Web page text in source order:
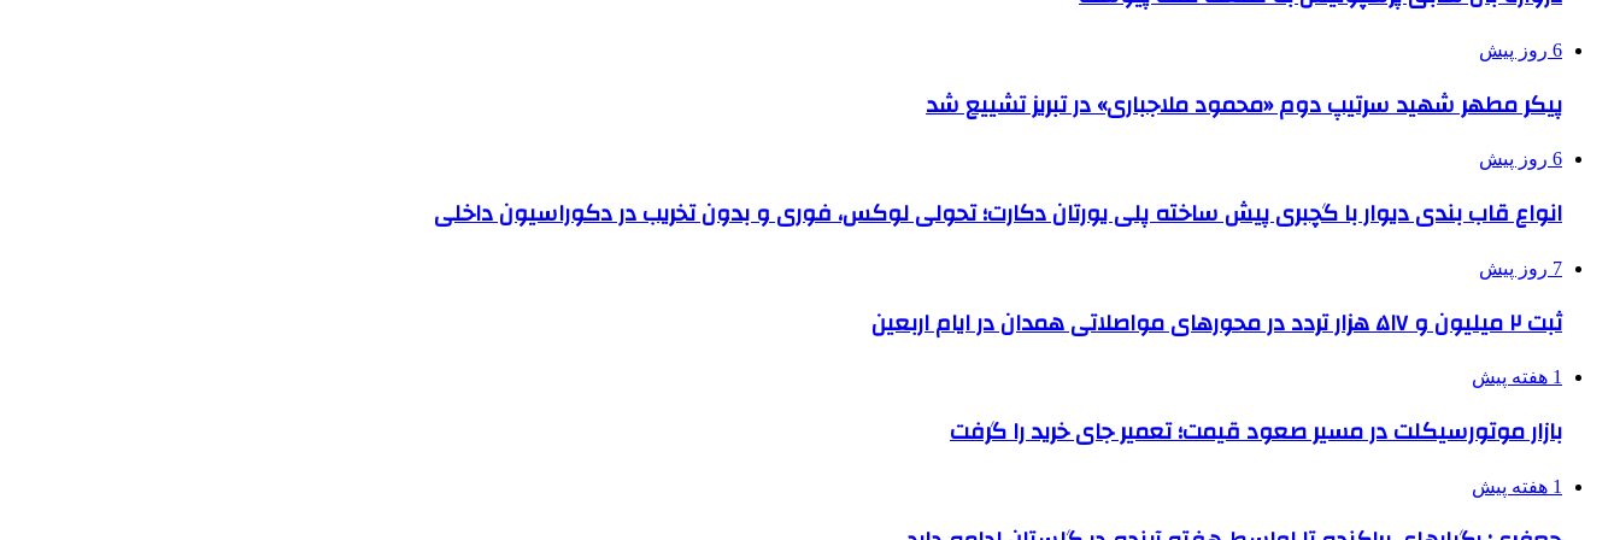
6 روز پیش
پیکر مطهر شهید سرتیپ دوم «محمود ملاجباری» در تبریز تشییع شد
6 روز پیش
انواع قاب بندی دیوار با گچبری پیش ساخته پلی یورتان دکارت؛ تحولی لوکس، فوری و بدون تخریب در دکوراسیون داخلی
7 روز پیش
ثبت ۲ میلیون و ۵۱۷ هزار تردد در محورهای مواصلاتی همدان در ایام اربعین
1 هفته پیش
بازار موتورسیکلت در مسیر صعود قیمت؛ تعمیر جای خرید را گرفت
1 هفته پیش